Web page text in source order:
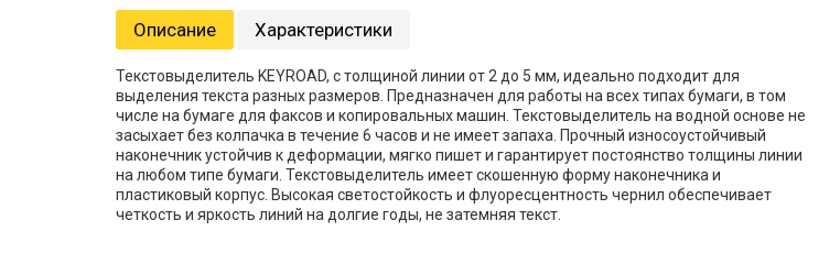
Описание Характеристики
Текстовыделитель KEYROAD, с толщиной линии от 2 до 5 мм, идеально подходит для
выделения текста разных размеров. Предназначен для работы на всех типах бумаги, в том
числе на бумаге для факсов и копировальных машин. Текстовыделитель на водной основе не
засыхает без колпачка в течение 6 часов и не имеет запаха. Прочный износоустойчивый
наконечник устойчив к деформации, мягко пишет и гарантирует постоянство толщины линии
на любом типе бумаги. Текстовыделитель имеет скошенную форму наконечника и
пластиковый корпус. Высокая светостойкость и флуоресцентность чернил обеспечивает
четкость и яркость линий на долгие годы, не затемняя текст.